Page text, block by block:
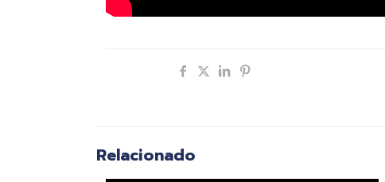
Relacionado